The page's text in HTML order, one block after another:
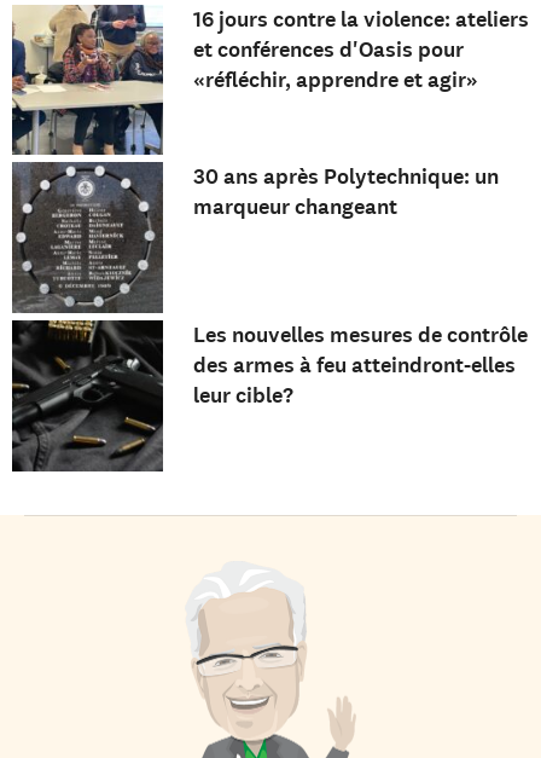
16 jours contre la violence: ateliers
et conférences d'Oasis pour
«réfléchir, apprendre et agir»
30 ans après Polytechnique: un
marqueur changeant
Les nouvelles mesures de contrôle
des armes à feu atteindront-elles
leur cible?